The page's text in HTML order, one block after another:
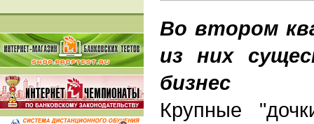
Во втором
из них
бизнес
Крупные